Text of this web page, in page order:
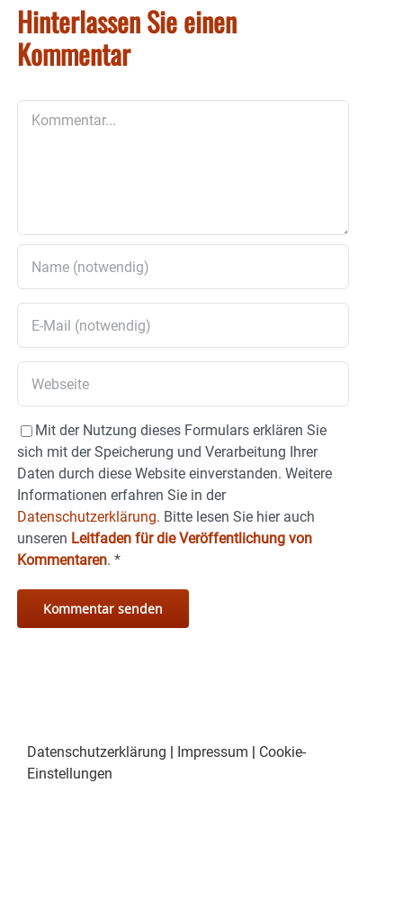
Hinterlassen Sie einen
Kommentar
Mit der Nutzung dieses Formulars erklären Sie
sich mit der Speicherung und Verarbeitung Ihrer
Daten durch diese Website einverstanden. Weitere
Informationen erfahren Sie in der
Datenschutzerklärung. Bitte lesen Sie hier auch
unseren Leitfaden für die Veröffentlichung von
Kommentaren. *
Datenschutzerklärung | Impressum | Cookie-
Einstellungen